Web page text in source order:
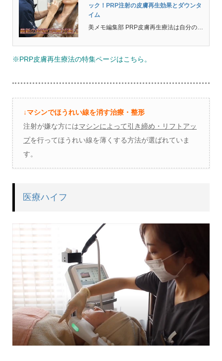
ック！PRP注射の皮膚再生効果とダウンタ
イム
美メモ編集部 PRP皮膚再生療法は自分の血液を利用した再生医療で、1回で5歳～10歳若返る治療として美容クリニックでもかなり人気が出てきています。 PRP皮膚再生療法はPRP(Platelet Rich Plasma)の略で多血小板血漿という意味になります。 ...
※PRP皮膚再生療法の特集ページはこちら。
↓マシンでほうれい線を消す治療・整形
注射が嫌な方にはマシンによって引き締め・リフトアッ
プを行ってほうれい線を薄くする方法が選ばれていま
す。
医療ハイフ